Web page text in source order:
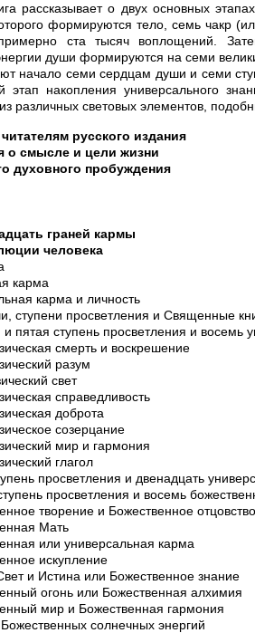
рассказывает о двух основных
формируются тело, семь чакр
ста тысяч воплощений.
души формируются на семи
начало семи сердцам души и семи
накопления универсального
различных световых элементов,
русского издания
о смысле и цели жизни
духовного пробуждения
граней кармы
человека
карма
карма и личность
ступени просветления и Священные
и пятая ступень просветления и восемь
смерть и воскрешение
разум
свет
справедливость
доброта
созерцание
мир и гармония
глагол
просветления и двенадцать
просветления и восемь
творение и Божественное отцовство
Мать
или универсальная карма
искупление
и Истина или Божественное знание
огонь или Божественная алхимия
мир и Божественная гармония
солнечных энергий